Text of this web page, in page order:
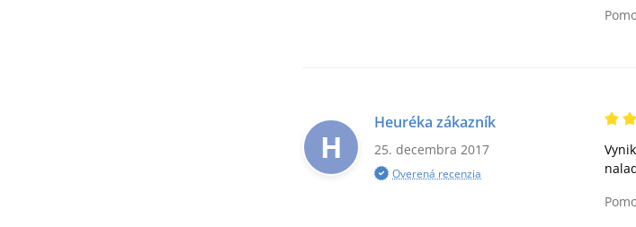
H
Heuréka zákazník
25. decembra 2017
Overená recenzia